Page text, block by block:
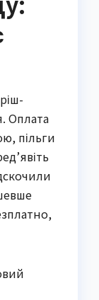
Оплата
пільги